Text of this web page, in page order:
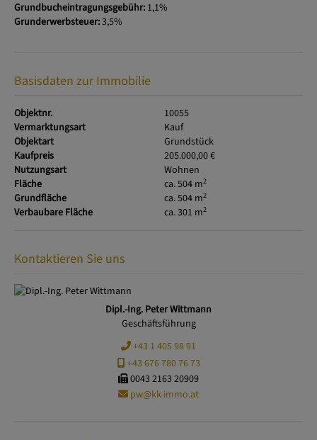
Grundbucheintragungsgebühr: 1,1%
Grunderwerbsteuer:3,5%
Basisdaten zur Immobilie
Objektnr.
10055
Vermarktungsart
Kauf
Objektart
Grundstück
Kaufpreis
205.000,00 €
Nutzungsart
Wohnen
Fläche
ca. 504 m2
Grundfläche ca. 504 m2
Verbaubare Fläche ca. 301 m2
Kontaktieren Sie uns
Dipl.-Ing. Peter Wittmann
Geschäftsführung
+43 1 405 98 91
+43 676 780 76 73
0043 2163 20909
pw@kk-immo.at